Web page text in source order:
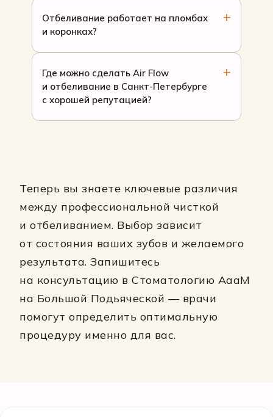
Отбеливание работает на пломбах
и коронках?
Где можно сделать Air Flow
и отбеливание в Санкт-Петербурге
с хорошей репутацией?
Теперь вы знаете ключевые различия
между профессиональной чисткой
и отбеливанием. Выбор зависит
от состояния ваших зубов и желаемого
результата. Запишитесь
на консультацию в Стоматологию АааМ
на Большой Подьяческой — врачи
помогут определить оптимальную
процедуру именно для вас.